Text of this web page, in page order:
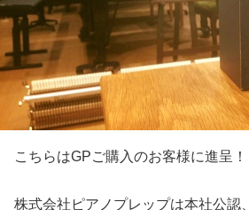
こちらはGPご購入のお客様に進呈！
株式会社ピアノプレップは本社公認、